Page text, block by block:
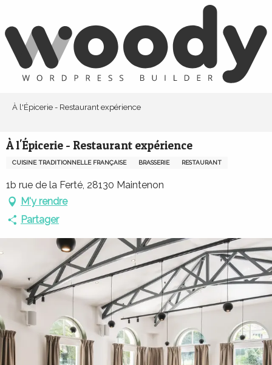
contenu
principal
À l'Épicerie - Restaurant expérience
À l'Épicerie - Restaurant expérience
CUISINE TRADITIONNELLE FRANÇAISE BRASSERIE RESTAURANT
1b rue de la Ferté, 28130 Maintenon
M'y rendre
Partager